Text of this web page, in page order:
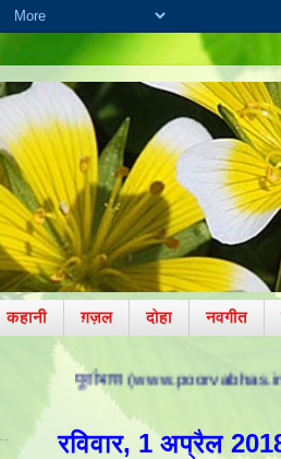
कहानी ग़ज़ल दोहा नवगीत
(www.poorvabhas.in) पर आपका
रविवार, 1 अप्रैल